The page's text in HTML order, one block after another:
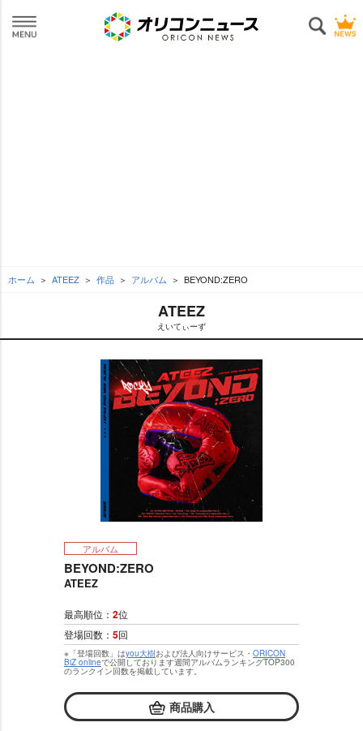
ホーム ATEEZ 作品 アルバム BEYOND:ZERO
ATEEZ
えいてぃーず
アルバム
BEYOND:ZERO
ATEEZ
最高順位： 2位
登場回数： 5回
※「登場回数」はyou大樹および法人向けサービス・ ORICON
BiZ onlineで公開しております週間アルバムランキングTOP300
のランクイン回数を掲載しています。
商品購入